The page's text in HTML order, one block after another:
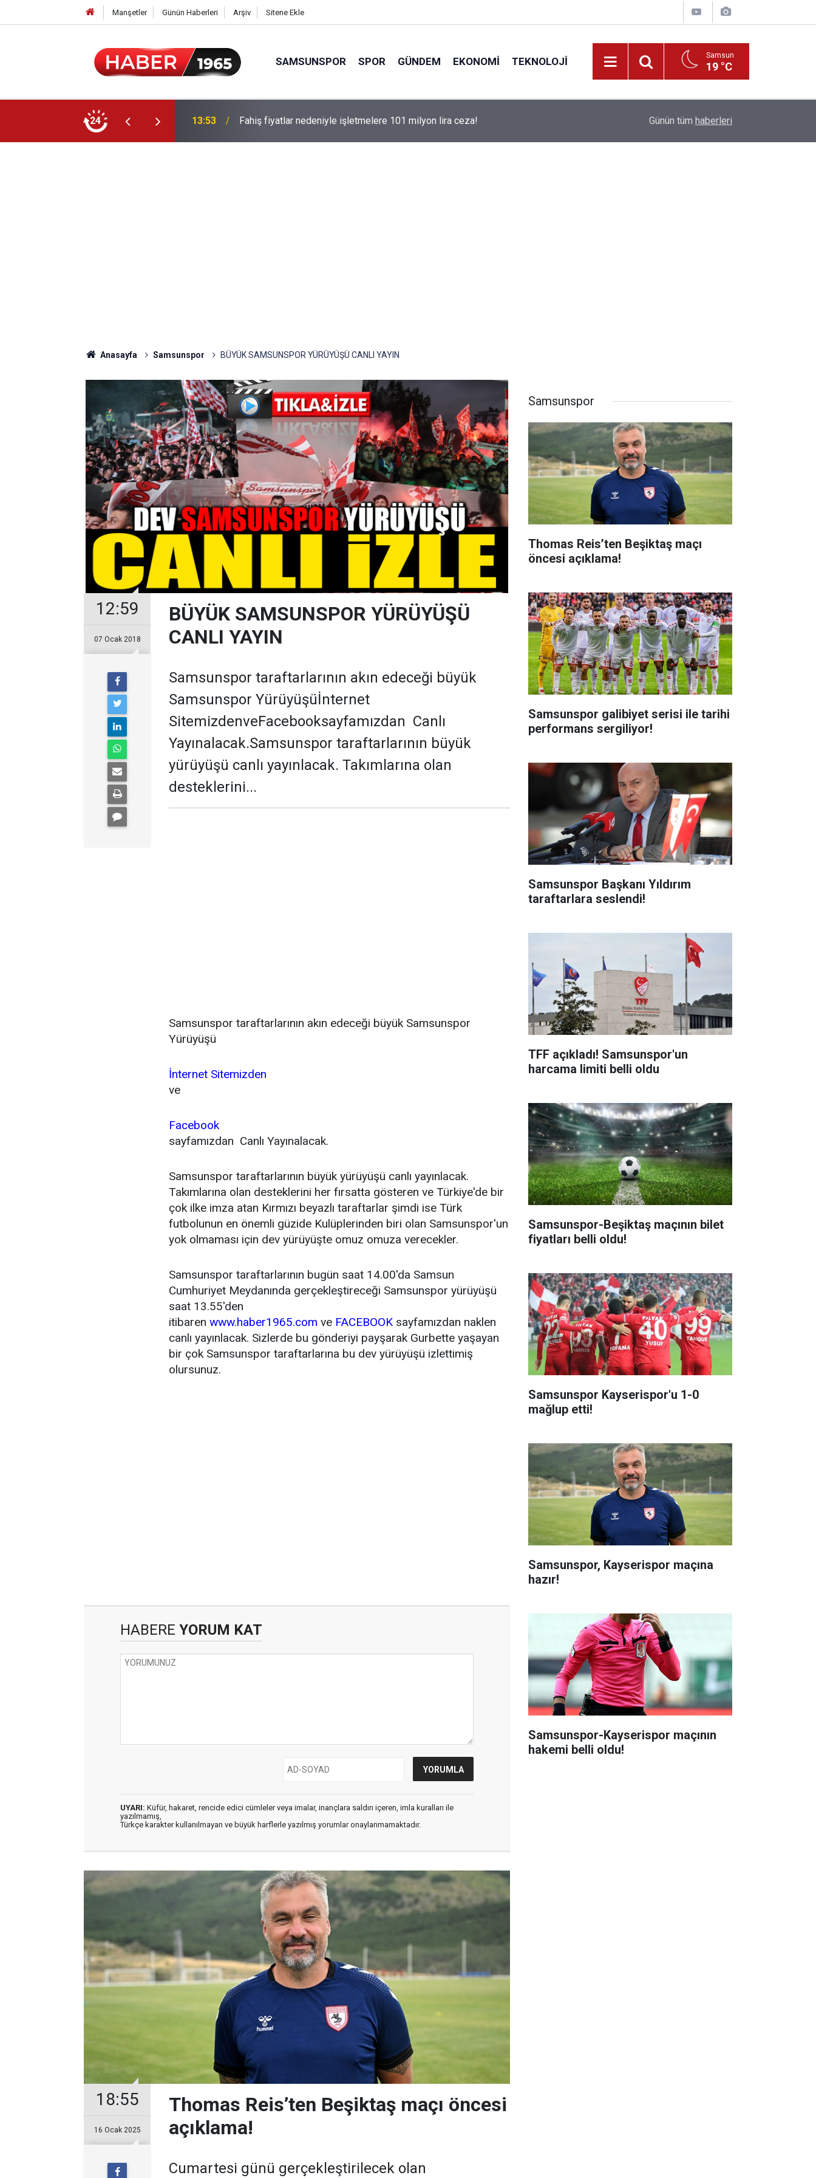
Manşetler Günün Haberleri Arşiv Sitene Ekle
SAMSUNSPOR SPOR GÜNDEM EKONOMI TEKNOLOJI Samsun
19 °C
24
maaşlar hesaplarda 13:53 Fahiş fiyatlar nedeniyle işletmelere 101 milyon lira ceza! Bankadan fatura talimatlarınıza özel 300 TL
Günün tüm haberleri
Anasayfa Samsunspor BÜYÜK SAMSUNSPOR YÜRÜYÜŞÜ CANLI YAYIN
12:59
07 Ocak 2018
BÜYÜK SAMSUNSPOR YÜRÜYÜŞÜ
CANLI YAYIN
Samsunspor taraftarlarının akın edeceği büyük
Samsunspor Yürüyüşüİnternet
SitemizdenveFacebooksayfamızdan Canlı
Yayınalacak.Samsunspor taraftarlarının büyük
yürüyüşü canlı yayınlacak. Takımlarına olan
desteklerini...
Samsunspor taraftarlarının akın edeceği büyük Samsunspor
Yürüyüşü
İnternet Sitemizden
ve
Facebook
sayfamızdan Canlı Yayınalacak.
Samsunspor taraftarlarının büyük yürüyüşü canlı yayınlacak.
Takımlarına olan desteklerini her fırsatta gösteren ve Türkiye'de bir
çok ilke imza atan Kırmızı beyazlı taraftarlar şimdi ise Türk
futbolunun en önemli güzide Kulüplerinden biri olan Samsunspor'un
yok olmaması için dev yürüyüşte omuz omuza verecekler.
Samsunspor taraftarlarının bugün saat 14.00'da Samsun
Cumhuriyet Meydanında gerçekleştireceği Samsunspor yürüyüşü
saat 13.55'den
itibaren www.haber1965.com ve FACEBOOK sayfamızdan naklen
canlı yayınlacak. Sizlerde bu gönderiyi payşarak Gurbette yaşayan
bir çok Samsunspor taraftarlarına bu dev yürüyüşü izlettimiş
olursunuz.
HABERE YORUM KAT
UYARI: Küfür, hakaret, rencide edici cümleler veya imalar, inançlara saldırı içeren, imla kuralları ile
yazılmamış,
Türkçe karakter kullanılmayan ve büyük harflerle yazılmış yorumlar onaylanmamaktadır.
18:55
16 Ocak 2025
Thomas Reis’ten Beşiktaş maçı öncesi
açıklama!
Cumartesi günü gerçekleştirilecek olan
Samsunspor
Thomas Reis’ten Beşiktaş maçı
öncesi açıklama!
Samsunspor galibiyet serisi ile tarihi
performans sergiliyor!
Samsunspor Başkanı Yıldırım
taraftarlara seslendi!
TFF açıkladı! Samsunspor'un
harcama limiti belli oldu
Samsunspor-Beşiktaş maçının bilet
fiyatları belli oldu!
Samsunspor Kayserispor'u 1-0
mağlup etti!
Samsunspor, Kayserispor maçına
hazır!
Samsunspor-Kayserispor maçının
hakemi belli oldu!